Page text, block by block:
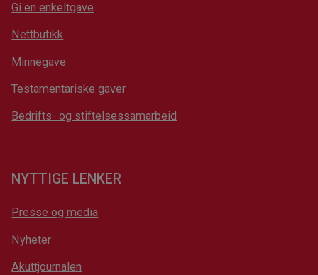
Gi en enkeltgave
Nettbutikk
Minnegave
Testamentariske gaver
Bedrifts- og stiftelsessamarbeid
NYTTIGE LENKER
Presse og media
Nyheter
Akuttjournalen